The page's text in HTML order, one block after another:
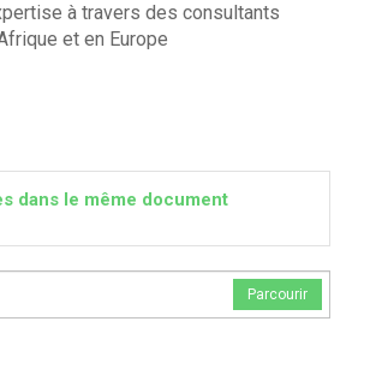
à travers des consultants
et en Europe
dans le même document
Parcourir